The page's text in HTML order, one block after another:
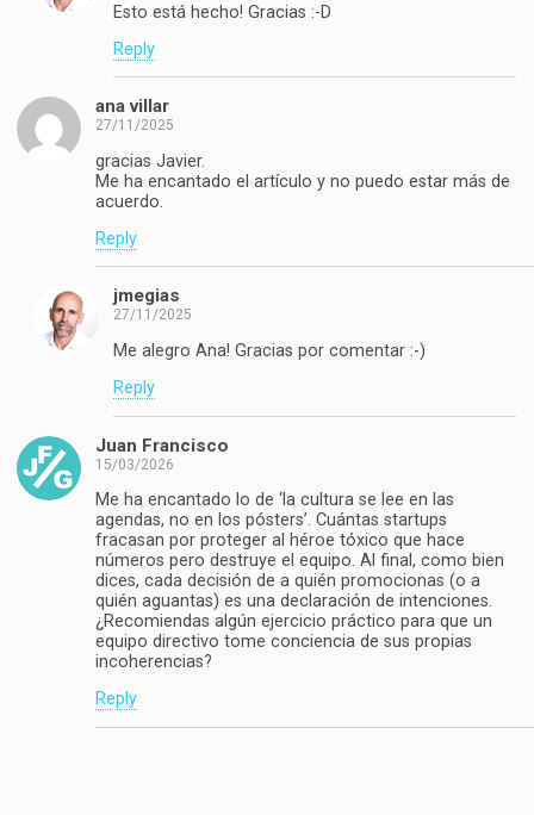
Esto está hecho! Gracias :-D
Reply
ana villar
27/11/2025
gracias Javier.
Me ha encantado el artículo y no puedo estar más de
acuerdo.
Reply
jmegias
27/11/2025
Me alegro Ana! Gracias por comentar :-)
Reply
Juan Francisco
15/03/2026
Me ha encantado lo de ‘la cultura se lee en las
agendas, no en los pósters’. Cuántas startups
fracasan por proteger al héroe tóxico que hace
números pero destruye el equipo. Al final, como bien
dices, cada decisión de a quién promocionas (o a
quién aguantas) es una declaración de intenciones.
¿Recomiendas algún ejercicio práctico para que un
equipo directivo tome conciencia de sus propias
incoherencias?
Reply